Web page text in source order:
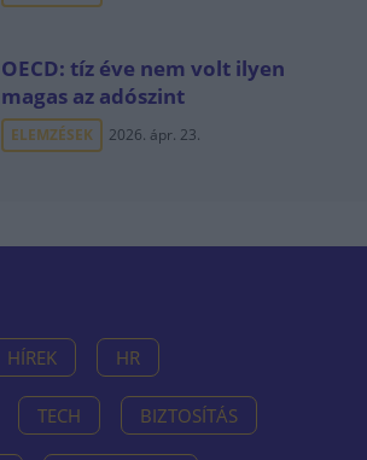
OECD: tíz éve nem volt ilyen
magas az adószint
ELEMZÉSEK 2026. ápr. 23.
HÍREK HR
TECH BIZTOSÍTÁS